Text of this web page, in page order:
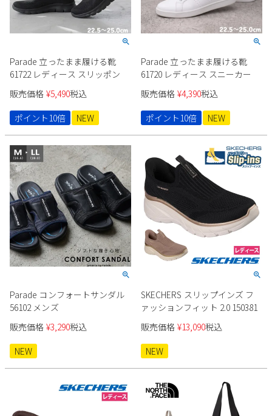
日 月 火 木 金
土
3 4
5
13
14 15 17 18
19
20
21 22 24 25
26
27
28
新規会員登録
会社概要
プライバシーポリシー
特定商取引法に基づく表示
お問い合わせ
Parade 立ったまま履ける靴
61722 レディース スリッポン
販売価格 ¥5,490税込
ポイント10倍
NEW
Parade 立ったまま履ける靴
61720 レディース スニーカー
販売価格 ¥4,390税込
ポイント10倍
NEW
Parade コンフォートサンダル
56102 メンズ
販売価格 ¥3,290税込
NEW
SKECHERS スリップインズ フ
ァッションフィット 2.0 150381
販売価格 ¥13,090税込
NEW